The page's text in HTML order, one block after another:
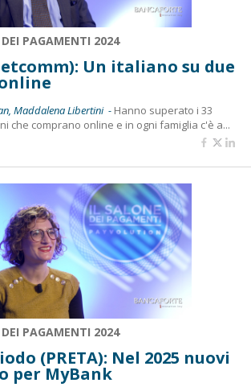
PAGAMENTI 2024
Un italiano su due
Maddalena Libertini - Hanno superato i 33
che comprano online e in ogni famiglia c'è a...
PAGAMENTI 2024
(PRETA): Nel 2025 nuovi
per MyBank